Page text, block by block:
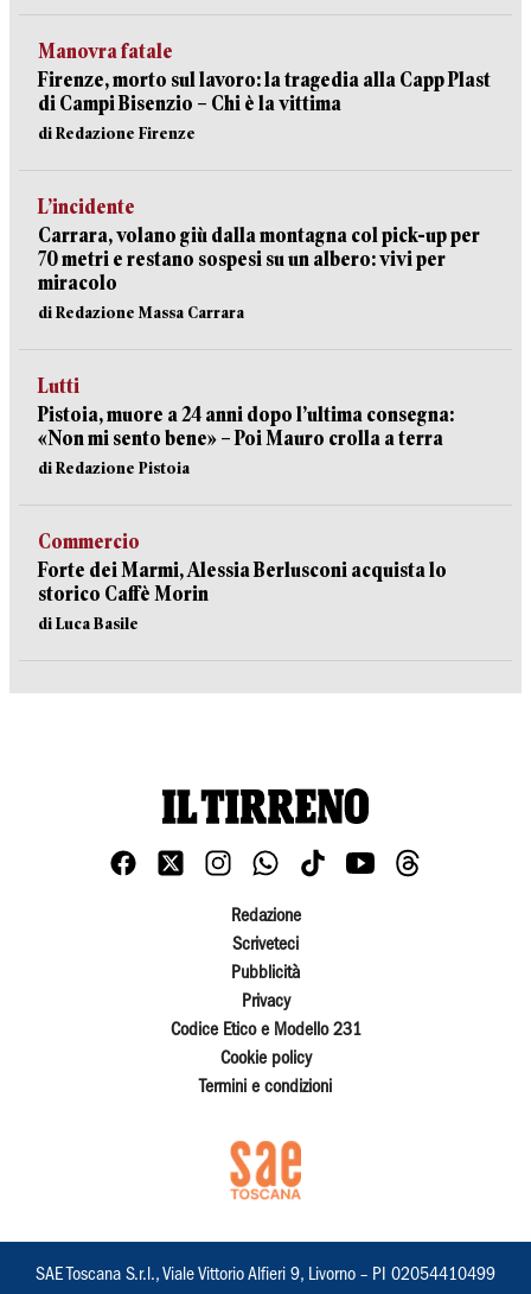
Manovra fatale
Firenze, morto sul lavoro: la tragedia alla Capp Plast
di Campi Bisenzio – Chi è la vittima
di Redazione Firenze
L’incidente
Carrara, volano giù dalla montagna col pick-up per
70 metri e restano sospesi su un albero: vivi per
miracolo
di Redazione Massa Carrara
Lutti
Pistoia, muore a 24 anni dopo l’ultima consegna:
«Non mi sento bene» – Poi Mauro crolla a terra
di Redazione Pistoia
Commercio
Forte dei Marmi, Alessia Berlusconi acquista lo
storico Caffè Morin
di Luca Basile
Redazione
Scriveteci
Pubblicità
Privacy
Codice Etico e Modello 231
Cookie policy
Termini e condizioni
SAE Toscana S.r.l., Viale Vittorio Alfieri 9, Livorno – PI 02054410499